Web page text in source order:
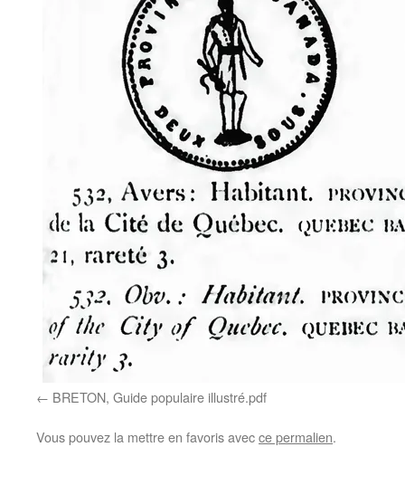
BRETON, Guide populaire illustré.pdf
Vous pouvez la mettre en favoris avecce permalien.